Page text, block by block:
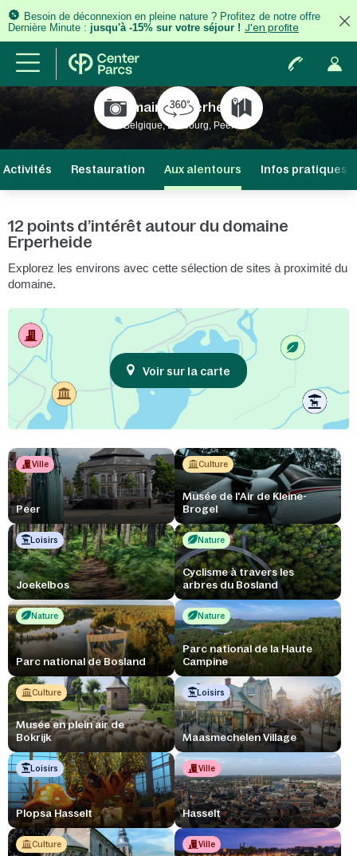
Besoin de déconnexion en pleine nature ? Profitez de notre offre
Dernière Minute : jusqu'à -15% sur votre séjour ! J'en profite
Domaine Erperheide
Belgique, Limbourg, Peer
Activités Restauration Aux alentours Infos pratiques
12 points d’intérêt autour du domaine
Erperheide
Explorez les environs avec cette sélection de sites à proximité du
domaine.
Voir sur la carte
Ville
Peer
Culture
Musée de l'Air de Kleine-
Brogel
Loisirs
Joekelbos
Nature
Cyclisme à travers les
arbres du Bosland
Nature
Parc national de Bosland
Nature
Parc national de la Haute
Campine
Culture
Musée en plein air de
Bokrijk
Loisirs
Maasmechelen Village
Loisirs
Plopsa Hasselt
Ville
Hasselt
Culture Ville